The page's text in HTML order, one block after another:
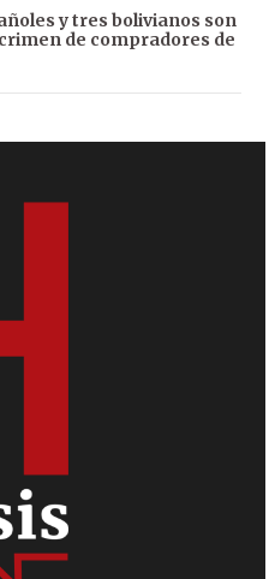
y tres bolivianos son
de compradores de